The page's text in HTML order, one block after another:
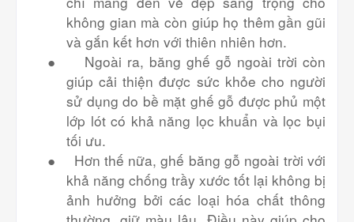
không gian mà còn giúp họ thêm gần gũi
và gắn kết hơn với thiên nhiên hơn.
●
Ngoài ra, băng ghế gỗ ngoài trời còn
giúp cải thiện được sức khỏe cho người
sử dụng do bề mặt ghế gỗ được phủ một
lớp lót có khả năng lọc khuẩn và lọc bụi
tối ưu.
●
Hơn thế nữa, ghế băng gỗ ngoài trời với
khả năng chống trầy xước tốt lại không bị
ảnh hưởng bởi các loại hóa chất thông